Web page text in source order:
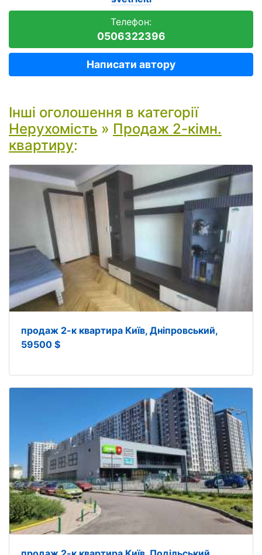
Телефон:
0506322396
Написати автору
Інші оголошення в категорії
Нерухомість » Продаж 2-кімн.
квартиру:
продаж 2-к квартира Київ, Дніпровський,
59500 $